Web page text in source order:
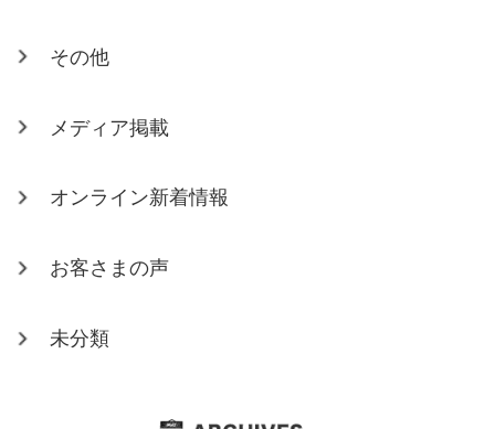
その他
メディア掲載
オンライン新着情報
お客さまの声
未分類